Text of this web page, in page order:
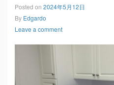
Posted on 2024年5月12日
By Edgardo
Leave a comment